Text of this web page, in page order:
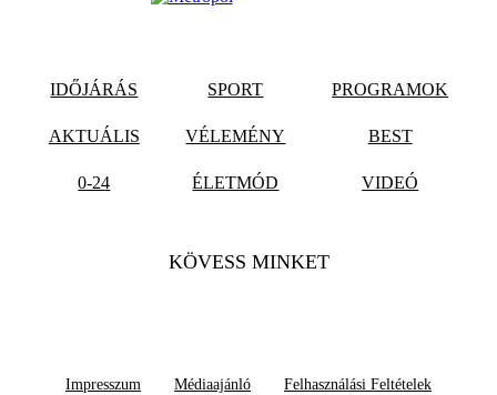
IDŐJÁRÁS SPORT PROGRAMOK
AKTUÁLIS VÉLEMÉNY BEST
0-24 ÉLETMÓD VIDEÓ
KÖVESS MINKET
Impresszum Médiaajánló Felhasználási Feltételek